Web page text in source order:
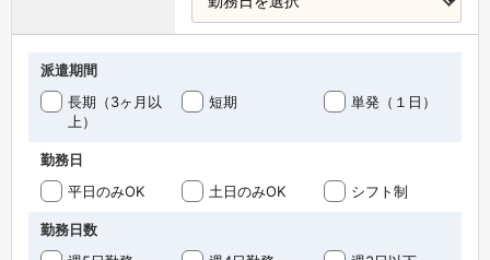
派遣期間
長期（3ヶ月以
上）
短期 単発（１日）
勤務日
平日のみOK
土日のみOK シフト制
勤務日数